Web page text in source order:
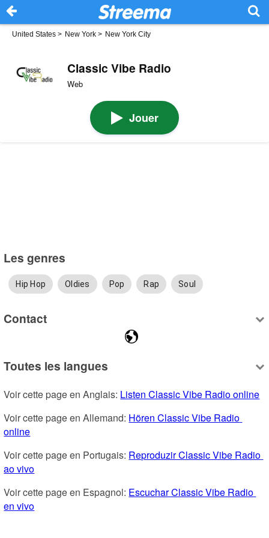
United States > New York > New York City
Classic Vibe Radio
Web
Jouer
Les genres
Hip Hop Oldies Pop Rap Soul
Contact
Toutes les langues
Voir cette page en Anglais: Listen Classic Vibe Radio online
Voir cette page en Allemand: Hören Classic Vibe Radio
online
Voir cette page en Portugais: Reproduzir Classic Vibe Radio
ao vivo
Voir cette page en Espagnol: Escuchar Classic Vibe Radio
en vivo